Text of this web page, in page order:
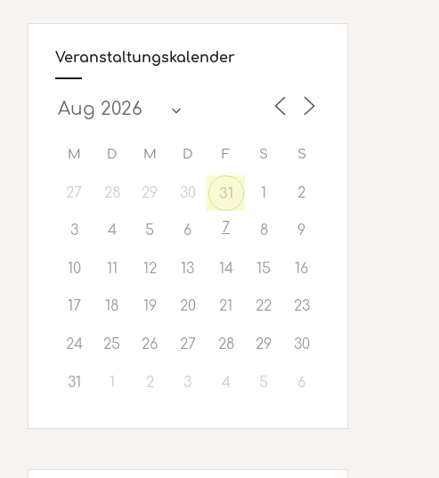
Veranstaltungskalender
M D M D F S S
27 28 29 30 31 1 2
3 4 5 6 7 8 9
10 11 12 13 14 15 16
17 18 19 20 21 22 23
24 25 26 27 28 29 30
31 1 2 3 4 5 6